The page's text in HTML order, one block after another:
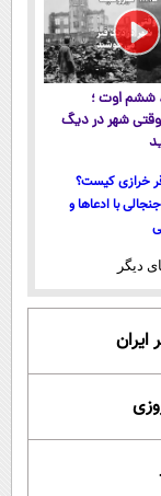
ساعت ۸:۱۵ ششم اوت ؛
شهر در دیگ
خرازی کیست؟
با ادعاها و
دیگر